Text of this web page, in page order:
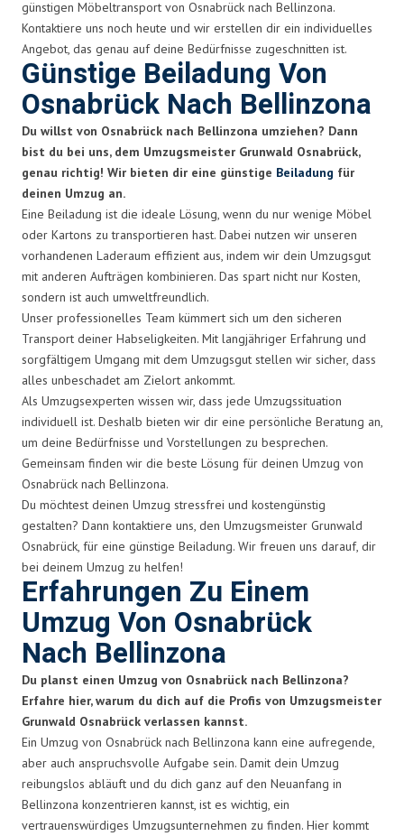
günstigen Möbeltransport von Osnabrück nach Bellinzona.
Kontaktiere uns noch heute und wir erstellen dir ein individuelles
Angebot, das genau auf deine Bedürfnisse zugeschnitten ist.
Günstige Beiladung Von
Osnabrück Nach Bellinzona
Du willst von Osnabrück nach Bellinzona umziehen? Dann
bist du bei uns, dem Umzugsmeister Grunwald Osnabrück,
genau richtig! Wir bieten dir eine günstige Beiladung für
deinen Umzug an.
Eine Beiladung ist die ideale Lösung, wenn du nur wenige Möbel
oder Kartons zu transportieren hast. Dabei nutzen wir unseren
vorhandenen Laderaum effizient aus, indem wir dein Umzugsgut
mit anderen Aufträgen kombinieren. Das spart nicht nur Kosten,
sondern ist auch umweltfreundlich.
Unser professionelles Team kümmert sich um den sicheren
Transport deiner Habseligkeiten. Mit langjähriger Erfahrung und
sorgfältigem Umgang mit dem Umzugsgut stellen wir sicher, dass
alles unbeschadet am Zielort ankommt.
Als Umzugsexperten wissen wir, dass jede Umzugssituation
individuell ist. Deshalb bieten wir dir eine persönliche Beratung an,
um deine Bedürfnisse und Vorstellungen zu besprechen.
Gemeinsam finden wir die beste Lösung für deinen Umzug von
Osnabrück nach Bellinzona.
Du möchtest deinen Umzug stressfrei und kostengünstig
gestalten? Dann kontaktiere uns, den Umzugsmeister Grunwald
Osnabrück, für eine günstige Beiladung. Wir freuen uns darauf, dir
bei deinem Umzug zu helfen!
Erfahrungen Zu Einem
Umzug Von Osnabrück
Nach Bellinzona
Du planst einen Umzug von Osnabrück nach Bellinzona?
Erfahre hier, warum du dich auf die Profis von Umzugsmeister
Grunwald Osnabrück verlassen kannst.
Ein Umzug von Osnabrück nach Bellinzona kann eine aufregende,
aber auch anspruchsvolle Aufgabe sein. Damit dein Umzug
reibungslos abläuft und du dich ganz auf den Neuanfang in
Bellinzona konzentrieren kannst, ist es wichtig, ein
vertrauenswürdiges Umzugsunternehmen zu finden. Hier kommt